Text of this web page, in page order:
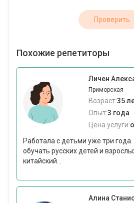
Проверить
Похожие репетиторы
Личен
Приморская
Возраст:35
Опыт:3 года
Цена услуги:
Работала с детьми уже три
обучать русских детей и
китайский...
Алина